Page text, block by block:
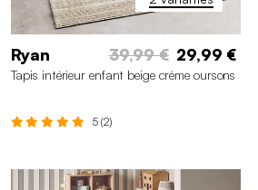
Ryan 39,99 € 29,99 €
Tapis intérieur enfant beige créme oursons
5 (2)